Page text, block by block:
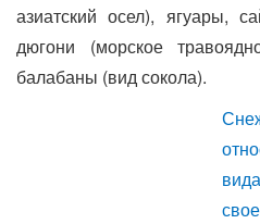
азиатский осел), ягуары,
дюгони (морское
балабаны (вид сокола).